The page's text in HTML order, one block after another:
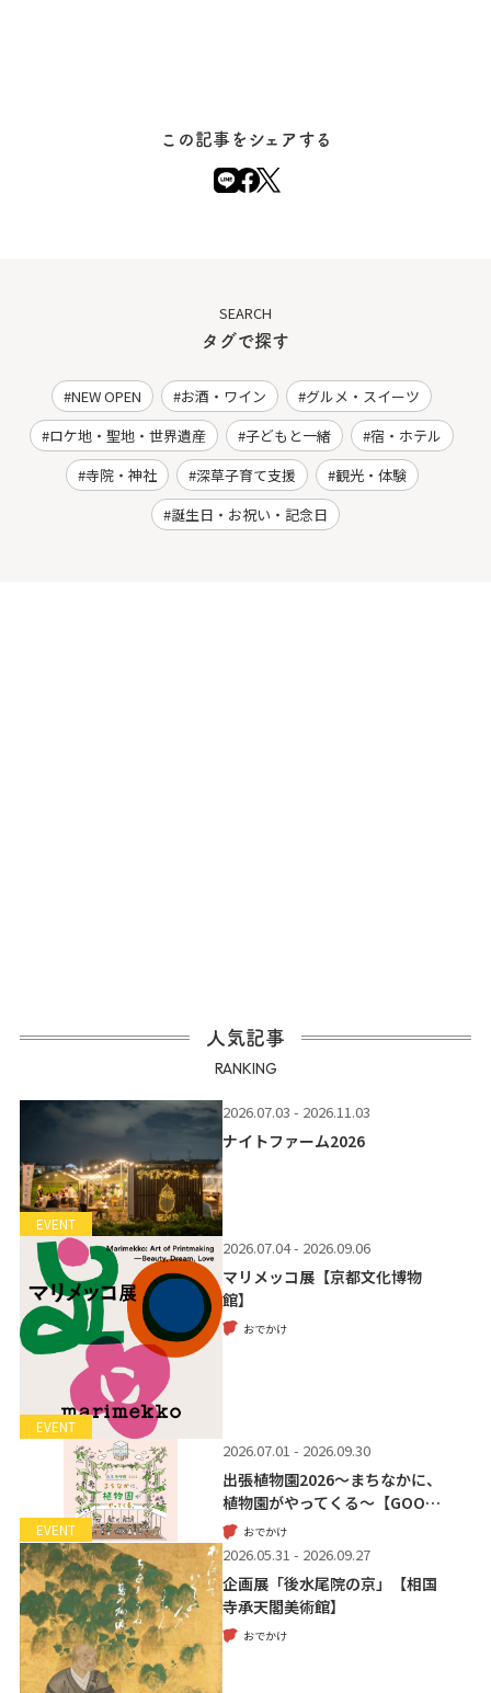
この記事をシェアする
SEARCH
タグで探す
NEW OPEN お酒・ワイン
グルメ・スイーツ
ロケ地・聖地・世界遺産
子どもと一緒
宿・ホテル
寺院・神社
深草子育て支援
観光・体験
誕生日・お祝い・記念日
人気記事
RANKING
EVENT
2026.07.03 - 2026.11.03
ナイトファーム2026
EVENT
2026.07.04 - 2026.09.06
マリメッコ展【京都文化博物
館】
おでかけ
EVENT
2026.07.01 - 2026.09.30
出張植物園2026～まちなかに、
植物園がやってくる～【GOO…
おでかけ
2026.05.31 - 2026.09.27
企画展「後水尾院の京」【相国
寺承天閣美術館】
おでかけ